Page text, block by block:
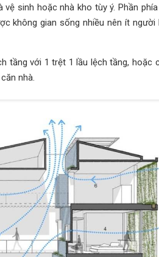
sinh hoặc nhà kho tùy ý. Phần
không gian sống nhiều nên ít
tầng với 1 trệt 1 lầu lệch tầng, hoặc
nhà.